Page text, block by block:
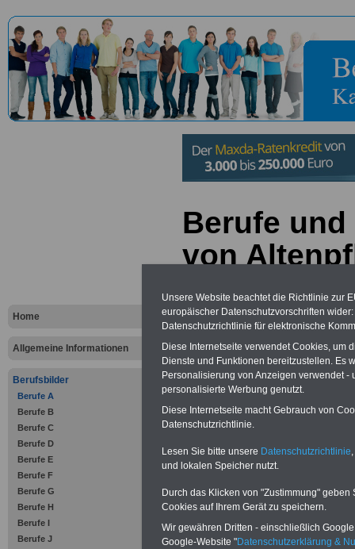
Home
Allgemeine Informationen
Berufsbilder
Berufe A
Berufe B
Berufe C
Berufe D
Berufe E
Berufe F
Berufe G
Berufe H
Berufe I
Berufe J
Berufe
von
Berufe und
von A...
zum Altenpflegerhelfer
Altenpfleger
Unsere Website beachtet die Richtlinie zur
europäischer Datenschutzvorschriften
Datenschutzrichtlinie für elektronische
Diese Internetseite verwendet Cookies, um
Dienste und Funktionen bereitzustellen. Es
Personalisierung von Anzeigen verwendet
personalisierte Werbung genutzt.
Diese Internetseite macht Gebrauch von
Datenschutzrichtlinie.
Lesen Sie bitte unsere Datenschutzrichtlinie
und lokalen Speicher nutzt.
Durch das Klicken von "Zustimmung"
Cookies auf Ihrem Gerät zu speichern.
Wir gewähren Dritten - einschließlich
Google-Website "Datenschutzerklärung &